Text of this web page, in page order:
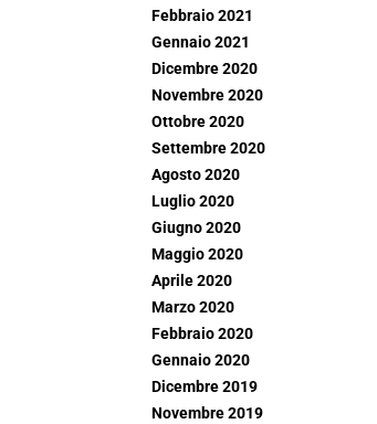
Febbraio 2021
Gennaio 2021
Dicembre 2020
Novembre 2020
Ottobre 2020
Settembre 2020
Agosto 2020
Luglio 2020
Giugno 2020
Maggio 2020
Aprile 2020
Marzo 2020
Febbraio 2020
Gennaio 2020
Dicembre 2019
Novembre 2019